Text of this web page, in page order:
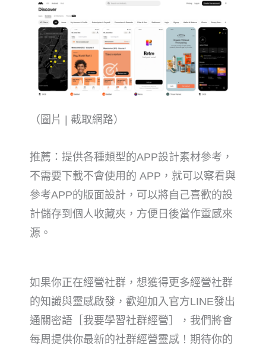
（圖片 | 截取網路）
推薦：提供各種類型的APP設計素材參考，
不需要下載不會使用的 APP，就可以察看與
參考APP的版面設計 ，可以將自己喜歡的設
計儲存到個人收藏夾，方便日後當作靈感來
源。
如果你正在經營社群，想獲得更多經營社群
的知識與靈感啟發，歡迎加入官方LINE發出
通關密語［我要學習社群經營］，我們將會
每周提供你最新的社群經營靈感！期待你的